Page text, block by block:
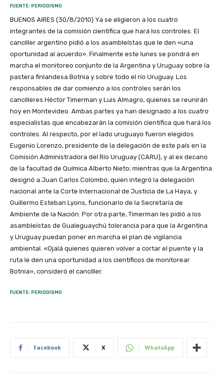
FUENTE: PERIODISMO
BUENOS AIRES (30/8/2010) Ya se eligieron a los cuatro
integrantes de la comisión científica que hará los controles. El
canciller argentino pidió a los asambleístas que le den «una
oportunidad al acuerdo». Finalmente este lunes se pondrá en
marcha el monitoreo conjunto de la Argentina y Uruguay sobre la
pastera finlandesa Botnia y sobre todo el río Uruguay. Los
responsables de dar comienzo a los controles serán los
cancilleres Héctor Timerman y Luis Almagro, quienes se reunirán
hoy en Montevideo. Ambas partes ya han designado a los cuatro
especialistas que encabezarán la comisión científica que hará los
controles. Al respecto, por el lado uruguayo fueron elegidos
Eugenio Lorenzo, presidente de la delegación de este país en la
Comisión Administradora del Río Uruguay (CARU), y al ex decano
de la facultad de Química Alberto Nieto; mientras que la Argentina
designó a Juan Carlos Colombo, quien integró la delegación
nacional ante la Corte Internacional de Justicia de La Haya, y
Guillermo Esteban Lyons, funcionario de la Secretaría de
Ambiente de la Nación. Por otra parte, Timerman les pidió a los
asambleístas de Gualeguaychú tolerancia para que la Argentina
y Uruguay puedan poner en marcha el plan de vigilancia
ambiental. «Ojalá quienes quieren volver a cortar el puente y la
ruta le den una oportunidad a los científicos de monitorear
Botnia», consideró el canciller.
FUENTE: PERIODISMO
Facebook X WhatsApp